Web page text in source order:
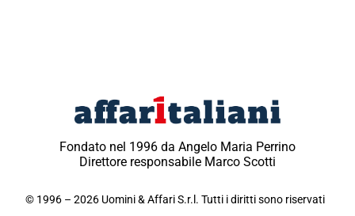
Fondato nel 1996 da Angelo Maria Perrino
Direttore responsabile Marco Scotti
© 1996 – 2026 Uomini & Affari S.r.l. Tutti i diritti sono riservati